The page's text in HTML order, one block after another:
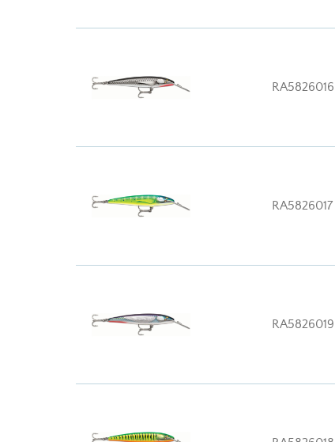
RA5826016
RA5826017
RA5826019